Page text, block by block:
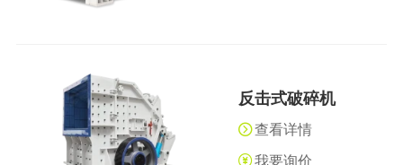
反击式破碎机
查看详情
我要询价